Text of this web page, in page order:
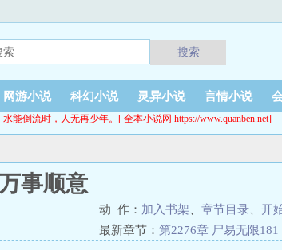
搜索
网游小说 科幻小说 灵异小说 言情小说
能倒流时，人无再少年。[ 全本小说网 https://www.quanben.net]
事顺意
动 作： 加入书架 章节目录
开
最新章节： 第2276章 尸易无限181